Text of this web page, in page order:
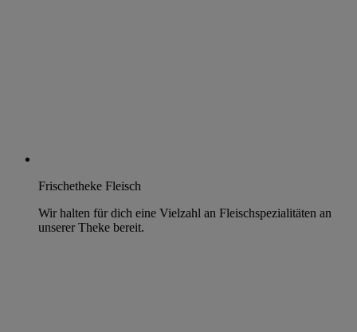
Frischetheke Fleisch
Wir halten für dich eine Vielzahl an Fleischspezialitäten an
unserer Theke bereit.